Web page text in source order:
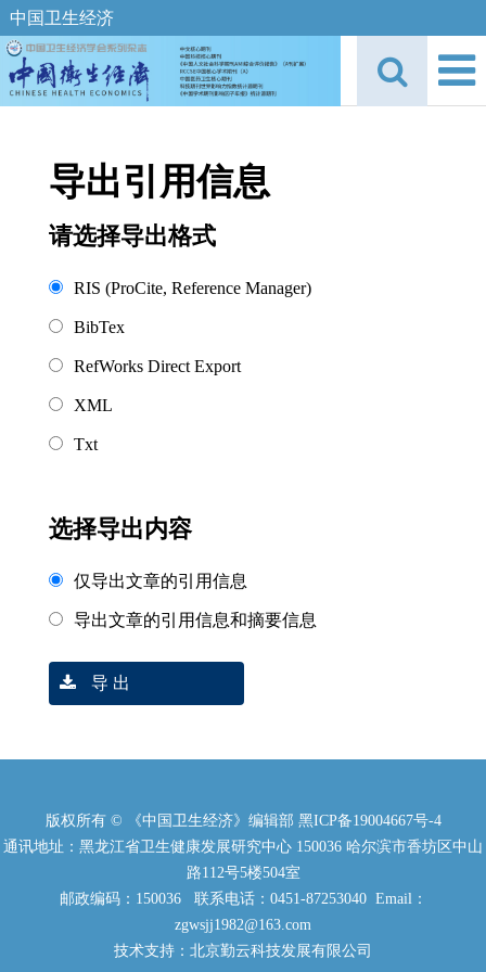
中国卫生经济
导出引用信息
请选择导出格式
RIS (ProCite, Reference Manager)
BibTex
RefWorks Direct Export
XML
Txt
选择导出内容
仅导出文章的引用信息
导出文章的引用信息和摘要信息
导 出
版权所有 © 《中国卫生经济》编辑部 黑ICP备19004667号-4
通讯地址：黑龙江省卫生健康发展研究中心 150036 哈尔滨市香坊区中山
路112号5楼504室
邮政编码：150036 联系电话：0451-87253040 Email：
zgwsjj1982@163.com
技术支持：北京勤云科技发展有限公司